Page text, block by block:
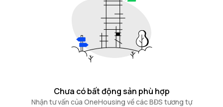
Chưa có bất động sản phù hợp
Nhận tư vấn của OneHousing về các BĐS tương tự